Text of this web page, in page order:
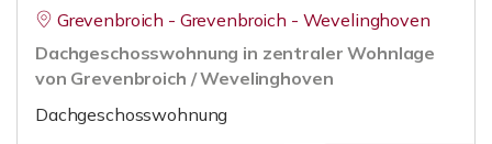
Grevenbroich - Grevenbroich - Wevelinghoven
Dachgeschosswohnung in zentraler Wohnlage
von Grevenbroich / Wevelinghoven
Dachgeschosswohnung